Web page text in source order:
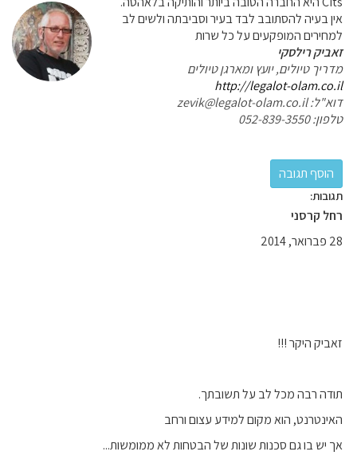
אין בעיה להסתובב לבד בעיר וסביבתה ולשים לב
למחירים המופקעים על כל שרות
זאביק רילסקי
מדריך טיולים, יועץ ומארגן טיולים
http://legalot-olam.co.il
דוא"ל: zevik@legalot-olam.co.il
טלפון: 052-839-3550
תגובות:
רחל קרסני
28 פברואר, 2014
זאביק היקר !!!
תודה רבה מכל לב על תשובתך.
האינטרנט, הוא מקום למידע עצום ורחב
אך יש בו גם סכנות שונות של הבטחות לא ממומשות...